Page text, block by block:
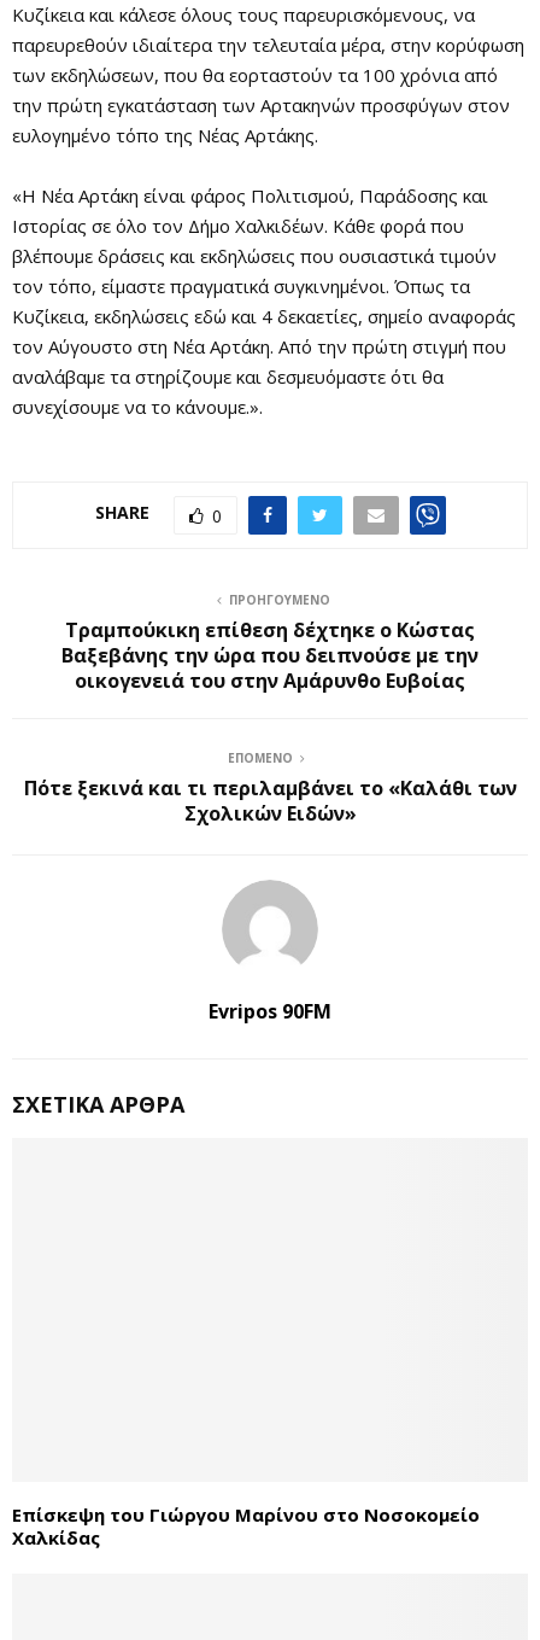
Κυζίκεια και κάλεσε όλους τους παρευρισκόμενους, να
παρευρεθούν ιδιαίτερα την τελευταία μέρα, στην κορύφωση
των εκδηλώσεων, που θα εορταστούν τα 100 χρόνια από
την πρώτη εγκατάσταση των Αρτακηνών προσφύγων στον
ευλογημένο τόπο της Νέας Αρτάκης.
«Η Νέα Αρτάκη είναι φάρος Πολιτισμού, Παράδοσης και
Ιστορίας σε όλο τον Δήμο Χαλκιδέων. Κάθε φορά που
βλέπουμε δράσεις και εκδηλώσεις που ουσιαστικά τιμούν
τον τόπο, είμαστε πραγματικά συγκινημένοι. Όπως τα
Κυζίκεια, εκδηλώσεις εδώ και 4 δεκαετίες, σημείο αναφοράς
τον Αύγουστο στη Νέα Αρτάκη. Από την πρώτη στιγμή που
αναλάβαμε τα στηρίζουμε και δεσμευόμαστε ότι θα
συνεχίσουμε να το κάνουμε.».
SHARE 0
ΠΡΟΗΓΟΎΜΕΝΟ
Τραμπούκικη επίθεση δέχτηκε ο Κώστας
Βαξεβάνης την ώρα που δειπνούσε με την
οικογενειά του στην Αμάρυνθο Ευβοίας
ΕΠΌΜΕΝΟ
Πότε ξεκινά και τι περιλαμβάνει το «Καλάθι των
Σχολικών Ειδών»
Evripos 90FM
ΣΧΕΤΙΚΆ ΆΡΘΡΑ
Επίσκεψη του Γιώργου Μαρίνου στο Νοσοκομείο
Χαλκίδας